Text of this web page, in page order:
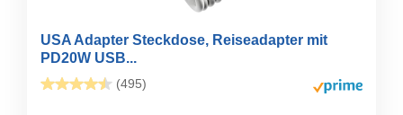
USA Adapter Steckdose, Reiseadapter mit
PD20W USB...
(495)